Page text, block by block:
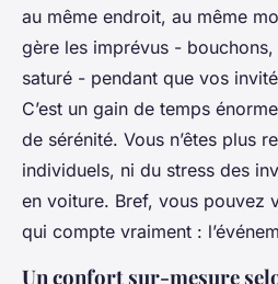
au même endroit, au même
gère les imprévus -
saturé - pendant que vos
C’est un gain de temps
de sérénité. Vous n’êtes plus
individuels, ni du stress des
en voiture. Bref, vous pouvez
qui compte vraiment :
Un confort sur-mesure